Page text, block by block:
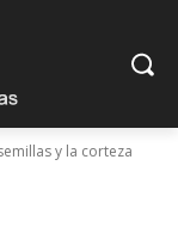
y la corteza